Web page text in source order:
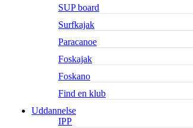
SUP board
Surfkajak
Paracanoe
Foskajak
Foskano
Find en klub
Uddannelse
IPP